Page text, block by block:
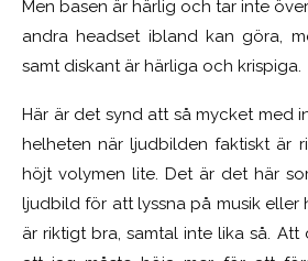
Men basen är härlig och tar inte
andra headset ibland kan göra,
samt diskant är härliga och krispiga.
Här är det synd att så mycket med
helheten när ljudbilden faktiskt är
höjt volymen lite. Det är det här
ljudbild för att lyssna på musik eller
är riktigt bra, samtal inte lika så.